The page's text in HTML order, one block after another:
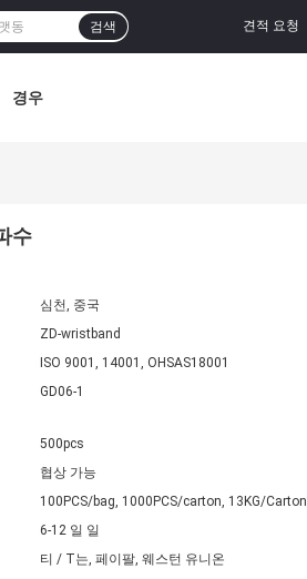
견적 요청
검색
경우
수
심천, 중국
ZD-wristband
ISO 9001, 14001, OHSAS18001
GD06-1
500pcs
협상 가능
100PCS/bag, 1000PCS/carton, 13KG/Carton
6-12 일 일
티 / T는, 페이팔, 웨스턴 유니온